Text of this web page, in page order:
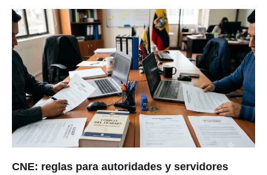
CNE: reglas para autoridades y servidores